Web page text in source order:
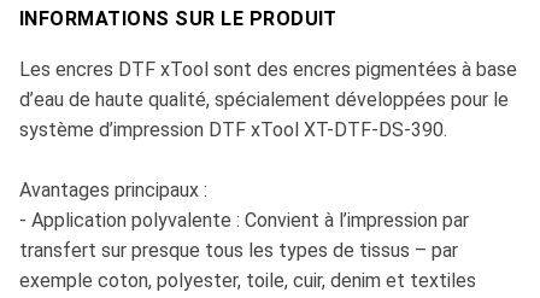
INFORMATIONS SUR LE PRODUIT
Les encres DTF xTool sont des encres pigmentées à base
d’eau de haute qualité, spécialement développées pour le
système d’impression DTF xTool XT-DTF-DS-390.
Avantages principaux :
- Application polyvalente : Convient à l’impression par
transfert sur presque tous les types de tissus – par
exemple coton, polyester, toile, cuir, denim et textiles